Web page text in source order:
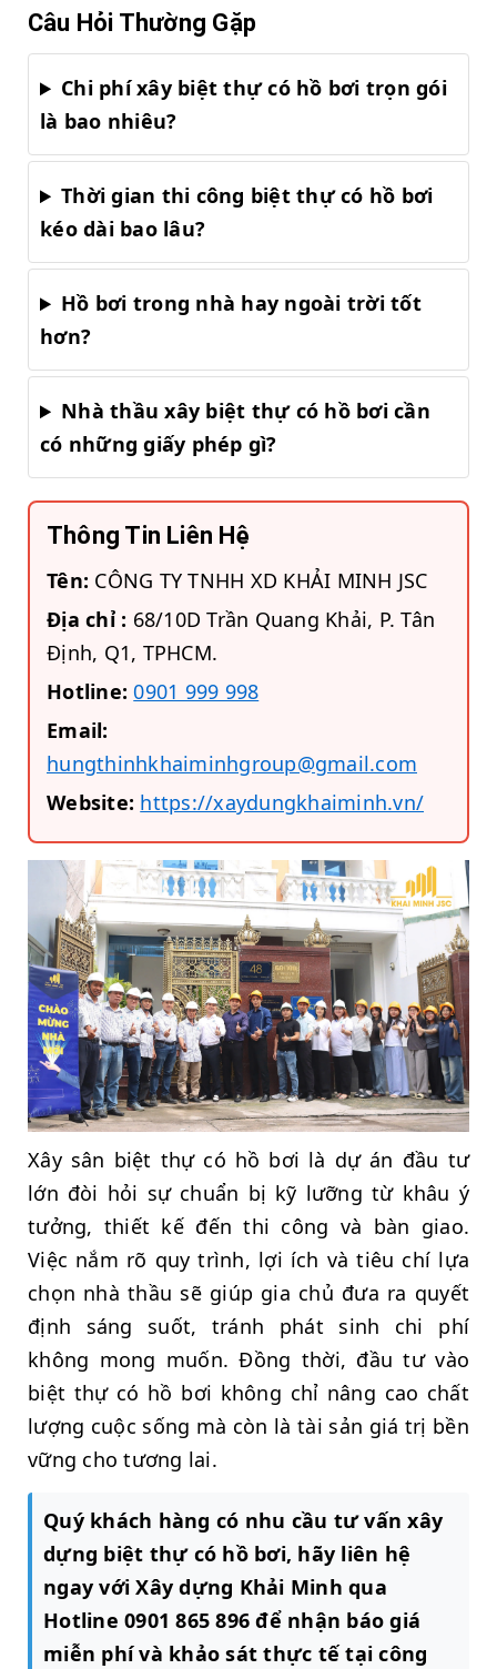
Câu Hỏi Thường Gặp
Chi phí xây biệt thự có hồ bơi trọn gói
là bao nhiêu?
Thời gian thi công biệt thự có hồ bơi
kéo dài bao lâu?
Hồ bơi trong nhà hay ngoài trời tốt
hơn?
Nhà thầu xây biệt thự có hồ bơi cần
có những giấy phép gì?
Thông Tin Liên Hệ
Tên: CÔNG TY TNHH XD KHẢI MINH JSC
Địa chỉ : 68/10D Trần Quang Khải, P. Tân
Định, Q1, TPHCM.
Hotline: 0901 999 998
Email:
hungthinhkhaiminhgroup@gmail.com
Website: https://xaydungkhaiminh.vn/
Xây sân biệt thự có hồ bơi là dự án đầu tư
lớn đòi hỏi sự chuẩn bị kỹ lưỡng từ khâu ý
tưởng, thiết kế đến thi công và bàn giao.
Việc nắm rõ quy trình, lợi ích và tiêu chí lựa
chọn nhà thầu sẽ giúp gia chủ đưa ra quyết
định sáng suốt, tránh phát sinh chi phí
không mong muốn. Đồng thời, đầu tư vào
biệt thự có hồ bơi không chỉ nâng cao chất
lượng cuộc sống mà còn là tài sản giá trị bền
vững cho tương lai.
Quý khách hàng có nhu cầu tư vấn xây
dựng biệt thự có hồ bơi, hãy liên hệ
ngay với Xây dựng Khải Minh qua
Hotline 0901 865 896 để nhận báo giá
miễn phí và khảo sát thực tế tại công